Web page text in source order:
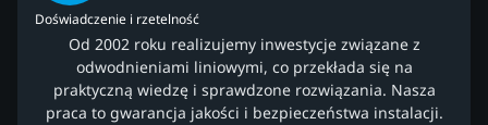
Doświadczenie i rzetelność
Od 2002 roku realizujemy inwestycje związane z
odwodnieniami liniowymi, co przekłada się na
praktyczną wiedzę i sprawdzone rozwiązania. Nasza
praca to gwarancja jakości i bezpieczeństwa instalacji.